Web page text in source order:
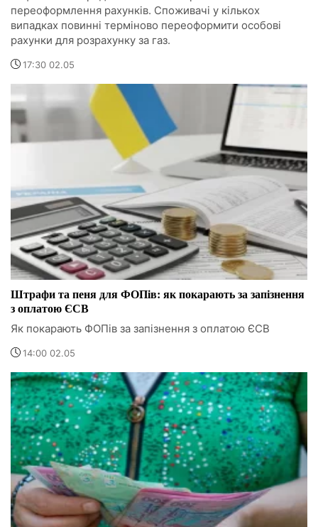
переоформлення рахунків. Споживачі у кількох
випадках повинні терміново переоформити особові
рахунки для розрахунку за газ.
17:30 02.05
Штрафи та пеня для ФОПів: як покарають за запізнення
з оплатою ЄСВ
Як покарають ФОПів за запізнення з оплатою ЄСВ
14:00 02.05